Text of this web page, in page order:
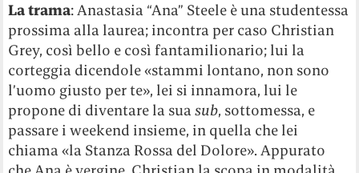
La trama: Anastasia “Ana” Steele è una studentessa
prossima alla laurea; incontra per caso Christian
Grey, così bello e così fantamilionario; lui la
corteggia dicendole «stammi lontano, non sono
l’uomo giusto per te», lei si innamora, lui le
propone di diventare la suasub, sottomessa, e
passare i weekend insieme, in quella che lei
chiama «la Stanza Rossa del Dolore». Appurato